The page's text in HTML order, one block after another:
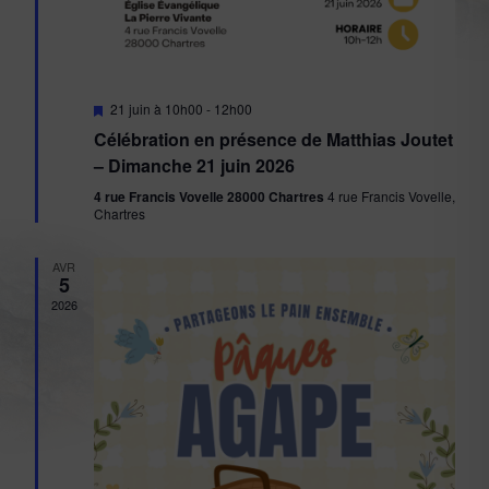
Mis
avant
21 juin à 10h00 - 12h00
Célébration en présence de Matthias Joutet
– Dimanche 21 juin 2026
4 rue Francis Vovelle 28000 Chartres 4 rue Francis Vovelle,
Chartres
AVR
5
2026